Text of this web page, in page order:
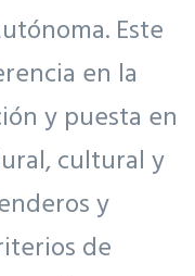
Este
en la
y puesta en
cultural y
y
de